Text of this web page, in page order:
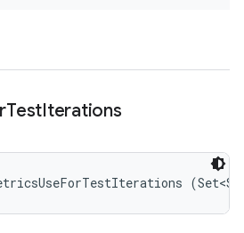
TestIterations